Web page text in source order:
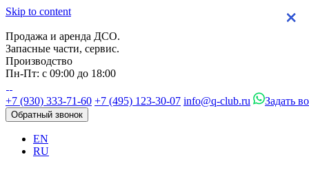
Skip to content
Продажа и аренда ДСО.
Запасные части, сервис.
Производство
Пн-Пт: с 09:00 до 18:00
+7 (930) 333-71-60 +7 (495) 123-30-07 info@q-club.ru Задать
Обратный звонок
EN
RU
×
×
×
×